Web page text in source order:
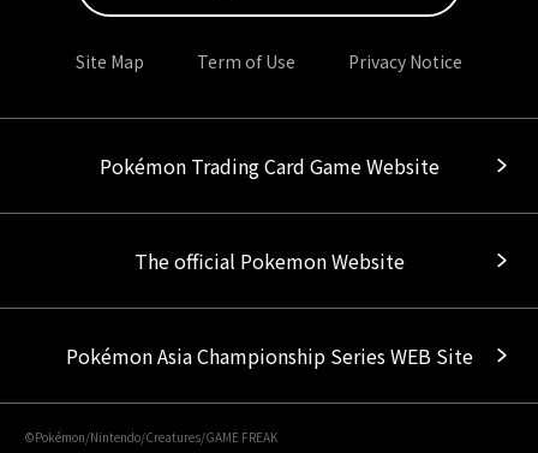
Site Map Term of Use Privacy Notice
Pokémon Trading Card Game Website
The official Pokemon Website
Pokémon Asia Championship Series WEB Site
©Pokémon/Nintendo/Creatures/GAME FREAK